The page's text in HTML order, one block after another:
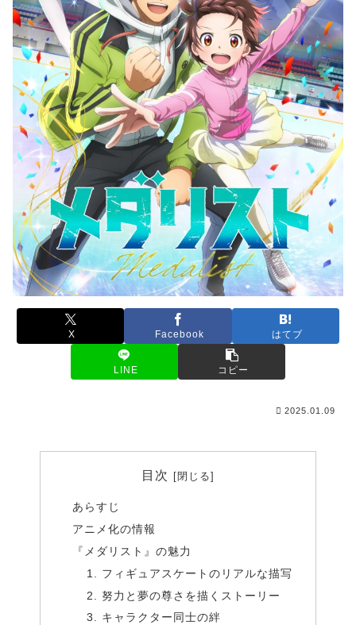
X Facebook はてブ
LINE コピー
2025.01.09
目次
あらすじ
アニメ化の情報
『メダリスト』の魅力
1. フィギュアスケートのリアルな描写
2. 努力と夢の尊さを描くストーリー
3. キャラクター同士の絆